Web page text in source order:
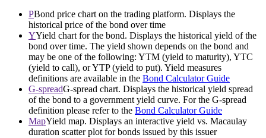
PBond price chart on the trading platform. Displays the
historical price of the bond over time
YYield chart for the bond. Displays the historical yield of the
bond over time. The yield shown depends on the bond and
may be one of the following: YTM (yield to maturity), YTC
(yield to call), or YTP (yield to put). Yield measures
definitions are available in the Bond Calculator Guide
G-spreadG-spread chart. Displays the historical yield spread
of the bond to a government yield curve. For the G-spread
definition please refer to the Bond Calculator Guide
MapYield map. Displays an interactive yield vs. Macaulay
duration scatter plot for bonds issued by this issuer